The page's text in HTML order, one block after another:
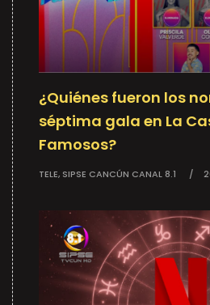
¿Quiénes fueron los
séptima gala en La
Famosos?
TELE, SIPSE CANCÚN CANAL 8.1